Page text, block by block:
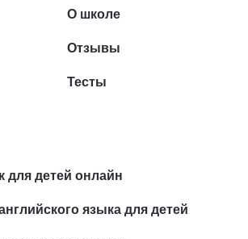
О школе
Отзывы
Тесты
для детей онлайн
языка для детей